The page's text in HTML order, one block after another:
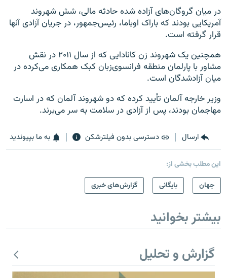
در میان گروگان‌های آزاده شده حادثه مالی، شش شهروند
آمریکایی بودند که باراک اوباما، رئیس‌جمهور، در جریان آزادی آنها
قرار گرفته است.
همچنین یک شهروند زن کانادایی که از سال ۲۰۱۱ در نقش
مشاور با پارلمان منطقه فرانسوی‌زبان کبک همکاری می‌کرده در
میان آزادشدگان است.
وزیر خارجه آلمان تأیید کرده که دو شهروند آلمان که در اسارت
مهاجمان بودند، پس از آزادی در سلامت به سر می‌برند.
ارسال دسترسی بدون فیلترشکن به ما بپیوندید
این مطلب بخشی از:
جهان
بایگانی گزارش‌های خبری
بیشتر بخوانید
گزارش و تحلیل